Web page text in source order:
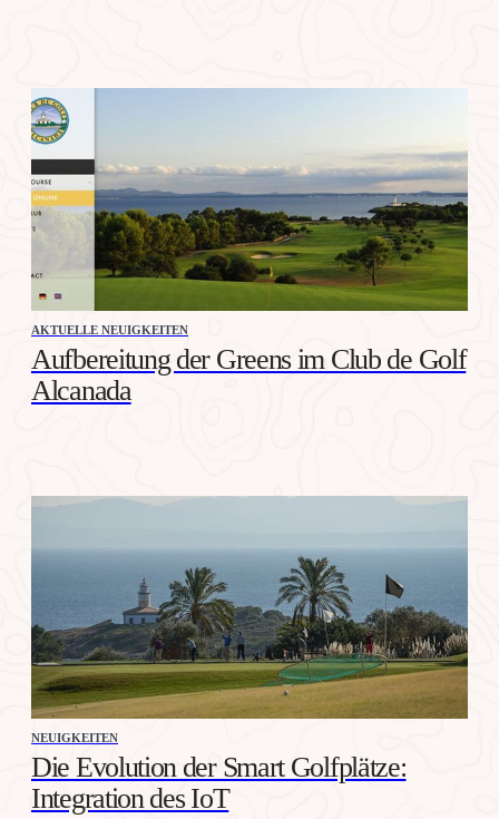
AKTUELLE NEUIGKEITEN
Aufbereitung der Greens im Club de Golf
Alcanada
NEUIGKEITEN
Die Evolution der Smart Golfplätze:
Integration des IoT